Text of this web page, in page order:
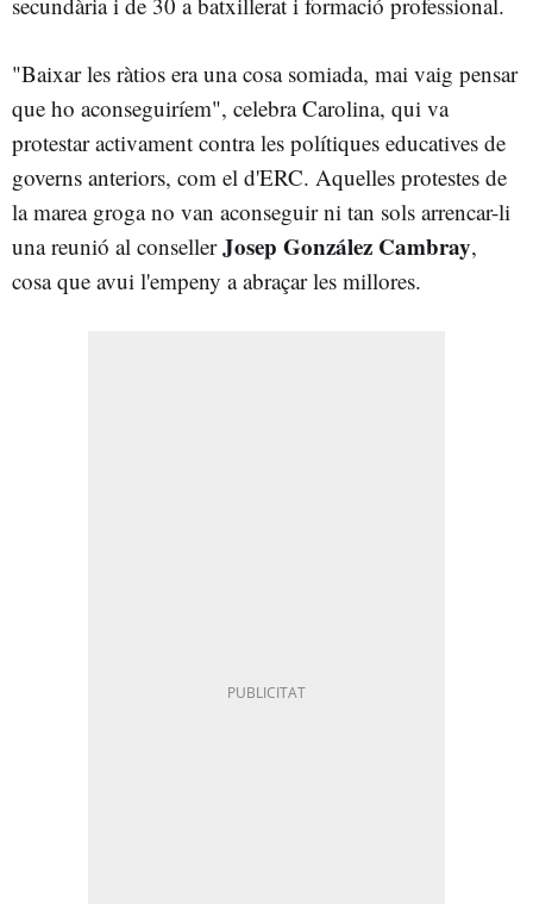
"Baixar les ràtios era una cosa somiada, mai vaig pensar
que ho aconseguiríem", celebra Carolina, qui va
protestar activament contra les polítiques educatives de
governs anteriors, com el d'ERC. Aquelles protestes de
la marea groga no van aconseguir ni tan sols arrencar-li
una reunió al conseller Josep González Cambray,
cosa que avui l'empeny a abraçar les millores.